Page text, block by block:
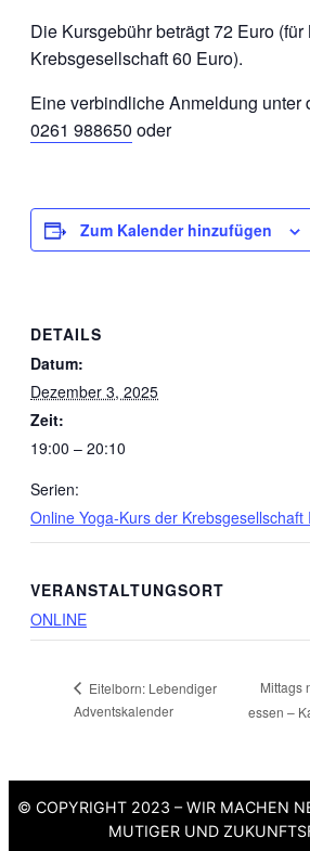
Die Kursgebühr beträgt 72 Euro
Krebsgesellschaft 60 Euro).
Eine verbindliche Anmeldung unter
0261 988650 oder
Zum Kalender hinzufügen
DETAILS
Datum:
Dezember 3, 2025
Zeit:
19:00 – 20:10
Serien:
Online Yoga-Kurs der Krebsgesellschaft
VERANSTALTUNGSORT
ONLINE
Eitelborn: Lebendiger
Adventskalender
Mittags
essen –
© COPYRIGHT 2023 – WIR MACHEN
MUTIGER UND